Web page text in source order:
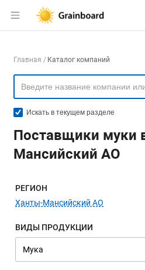
Раздел навигации
Навигация по
Главная Каталог компаний
Искать в текущем разделе
Поставщики муки
Мансийский АО
Меню навигации
РЕГИОН
Ханты-Мансийский АО
ВИДЫ ПРОДУКЦИИ